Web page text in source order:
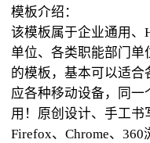
模板介绍：
该模板属于企业通用、
单位、各类职能部门
的模板，基本可以适
应各种移动设备，同
用！原创设计、手工书
Firefox、Chrome、